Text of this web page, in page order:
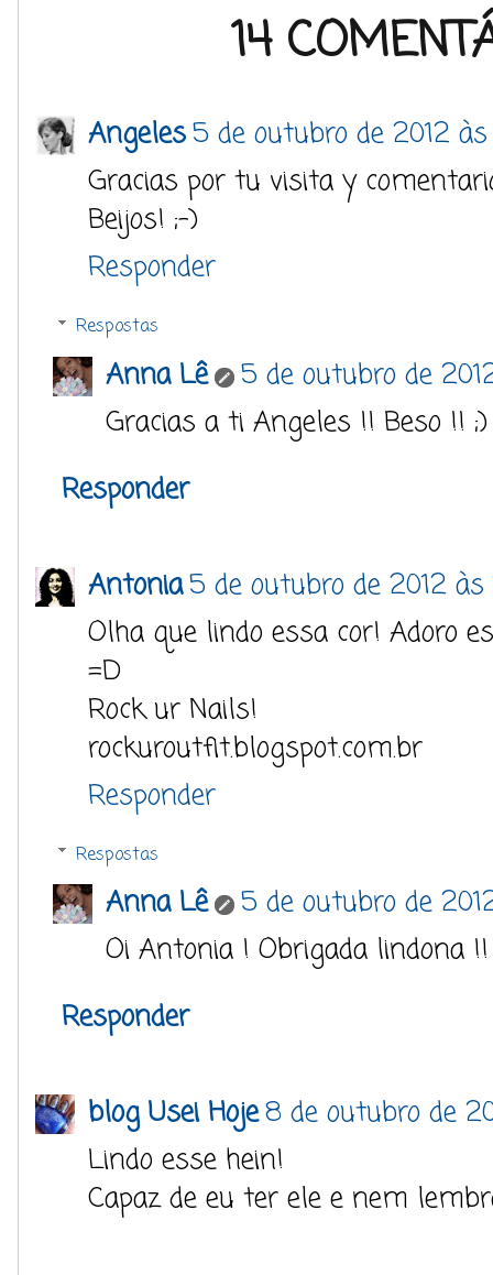
14
Angeles5 de outubro de 2012
Gracias por tu visita y
Beijos! ;-)
Responder
Respostas
Anna Lê
5 de outubro de
Gracias a ti Angeles !! Beso !! ;)
Responder
Antonia5 de outubro de 2012 às
Olha que lindo essa cor! Adoro
=D
Rock ur Nails!
rockuroutfit.blogspot.com.br
Responder
Respostas
Anna Lê
5 de outubro de
Oi Antonia ! Obrigada lindona
Responder
blog Usei Hoje8 de outubro de
Lindo esse hein!
Capaz de eu ter ele e nem